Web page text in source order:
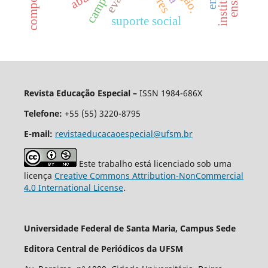
suporte social
Revista Educação Especial – ISSN 1984-686X
Telefone: +55 (55) 3220-8795
E-mail: revistaeducacaoespecial@ufsm.br
Este trabalho está licenciado sob uma
licença Creative Commons Attribution-NonCommercial
4.0 International License.
Universidade Federal de Santa Maria, Campus Sede
Editora Central de Periódicos da UFSM